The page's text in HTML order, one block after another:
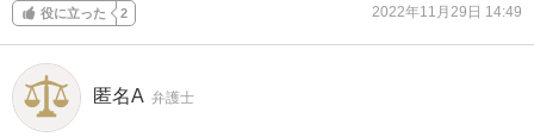
役に立った 2 2022年11月29日 14:49
匿名A 弁護士